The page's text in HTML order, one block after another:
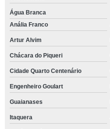
Água Branca
Anália Franco
Artur Alvim
Chácara do Piqueri
Cidade Quarto Centenário
Engenheiro Goulart
Guaianases
Itaquera